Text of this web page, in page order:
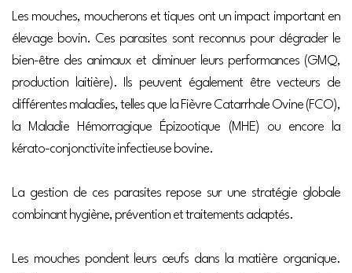
Les mouches, moucherons et tiques ont un impact important en
élevage bovin. Ces parasites sont reconnus pour dégrader le
bien-être des animaux et diminuer leurs performances (GMQ,
production laitière). Ils peuvent également être vecteurs de
différentes maladies, telles que la Fièvre Catarrhale Ovine (FCO),
la Maladie Hémorragique Épizootique (MHE) ou encore la
kérato-conjonctivite infectieuse bovine.
La gestion de ces parasites repose sur une stratégie globale
combinant hygiène, prévention et traitements adaptés.
Les mouches pondent leurs œufs dans la matière organique.